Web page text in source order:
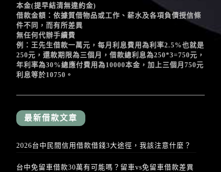
本金(提早結清無違約金)
借款金額：依據質借物品或工作、薪水及各項負債授信條
件不同，而有所差異
無任何代辦手續費
例：王先生借款一萬元，每月利息費用為利率2.5%也就是
250元，還款期限為三個月，借款總利息為250*3=750元，
年利率為30%總應付費用為10000本金，加上三個月750元
利息等於10750。
最新借款文章
2026台中民間信用借款借錢3大途徑，我該注意什麼？
台中免留車借款30萬有可能嗎？留車vs免留車借款差異